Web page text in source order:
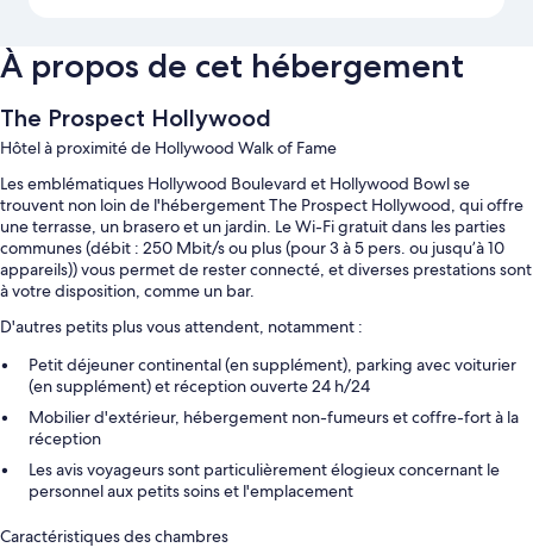
À propos de cet hébergement
The Prospect Hollywood
Hôtel à proximité de Hollywood Walk of Fame
Les emblématiques Hollywood Boulevard et Hollywood Bowl se
trouvent non loin de l'hébergement The Prospect Hollywood, qui offre
une terrasse, un brasero et un jardin. Le Wi-Fi gratuit dans les parties
communes (débit : 250 Mbit/s ou plus (pour 3 à 5 pers. ou jusqu’à 10
appareils)) vous permet de rester connecté, et diverses prestations sont
à votre disposition, comme un bar.
D'autres petits plus vous attendent, notamment :
Petit déjeuner continental (en supplément), parking avec voiturier
(en supplément) et réception ouverte 24 h/24
Mobilier d'extérieur, hébergement non-fumeurs et coffre-fort à la
réception
Les avis voyageurs sont particulièrement élogieux concernant le
personnel aux petits soins et l'emplacement
Caractéristiques des chambres